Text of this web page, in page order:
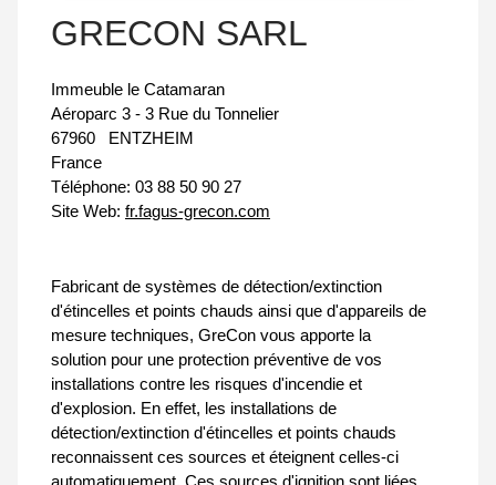
GRECON SARL
Immeuble le Catamaran
Aéroparc 3 - 3 Rue du Tonnelier
67960
ENTZHEIM
France
Téléphone: 03 88 50 90 27
Site Web: fr.fagus-grecon.com
Fabricant de systèmes de détection/extinction
d'étincelles et points chauds ainsi que d'appareils de
mesure techniques, GreCon vous apporte la
solution pour une protection préventive de vos
installations contre les risques d'incendie et
d'explosion. En effet, les installations de
détection/extinction d'étincelles et points chauds
reconnaissent ces sources et éteignent celles-ci